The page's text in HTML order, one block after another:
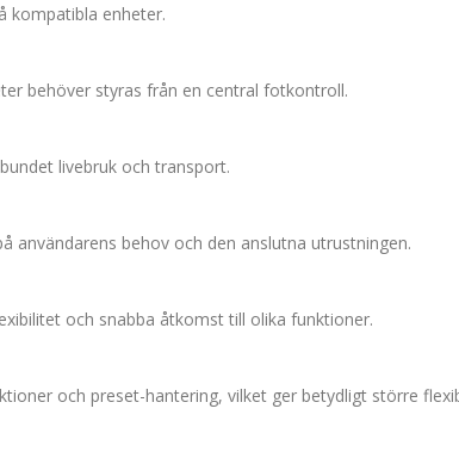
kompatibla enheter.
behöver styras från en central fotkontroll.
livebruk och transport.
användarens behov och den anslutna utrustningen.
och snabba åtkomst till olika funktioner.
och preset-hantering, vilket ger betydligt större